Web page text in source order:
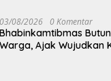
03/08/2026 0 Komentar
Bhabinkamtibmas
Warga, Ajak Wujudkan